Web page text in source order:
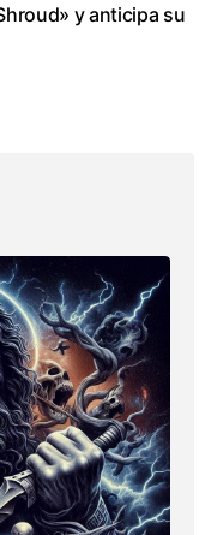
y anticipa su